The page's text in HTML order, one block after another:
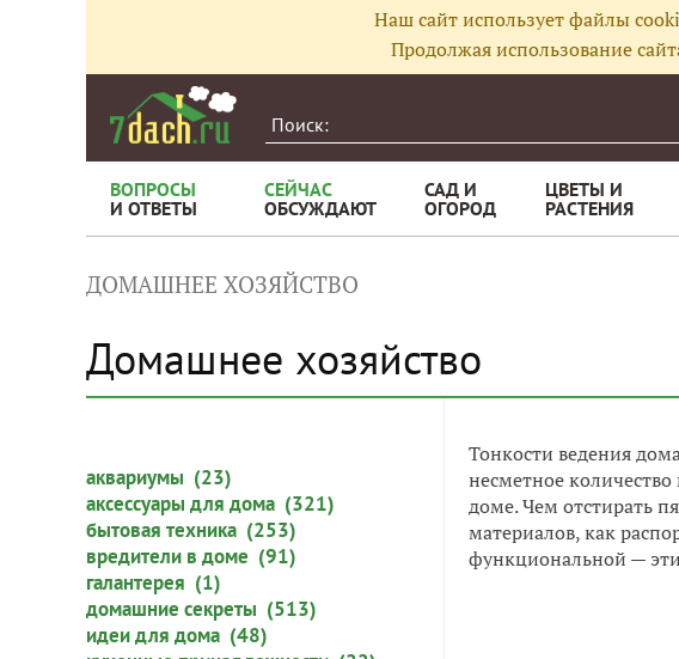
Наш сайт использует файлы
Продолжая использование
ВОПРОСЫ
И ОТВЕТЫ
СЕЙЧАС
ОБСУЖДАЮТ
САД И
ОГОРОД
ЦВЕТЫ И
РАСТЕНИЯ
ДОМАШНЕЕ ХОЗЯЙСТВО
Домашнее хозяйство
аквариумы (23)
аксессуары для дома (321)
бытовая техника (253)
вредители в доме (91)
галантерея (1)
домашние секреты (513)
идеи для дома (48)
Тонкости ведения
несметное
доме. Чем отстирать
материалов, как
функциональной —